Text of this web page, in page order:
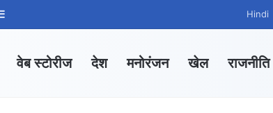
Group
In Hindi
वेब स्टोरीज देश मनोरंजन खेल राजनीति